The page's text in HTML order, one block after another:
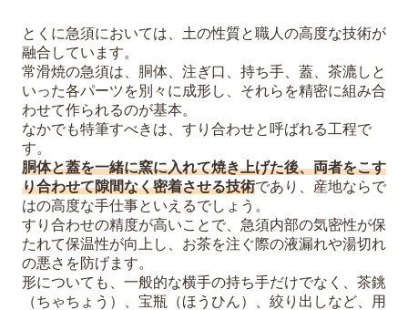
とくに急須においては、土の性質と職人の高度な技術が
融合しています。
常滑焼の急須は、胴体、注ぎ口、持ち手、蓋、茶漉しと
いった各パーツを別々に成形し、それらを精密に組み合
わせて作られるのが基本。
なかでも特筆すべきは、すり合わせと呼ばれる工程で
す。
胴体と蓋を一緒に窯に入れて焼き上げた後、両者をこす
り合わせて隙間なく密着させる技術であり、産地ならで
はの高度な手仕事といえるでしょう。
すり合わせの精度が高いことで、急須内部の気密性が保
たれて保温性が向上し、お茶を注ぐ際の液漏れや湯切れ
の悪さを防げます。
形についても、一般的な横手の持ち手だけでなく、茶銚
（ちゃちょう）、宝瓶（ほうひん）、絞り出しなど、用